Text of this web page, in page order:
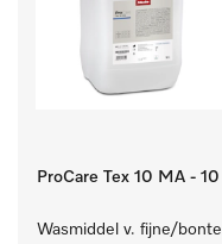
ProCare Tex 10 MA - 10 l
Wasmiddel v. fijne/bonte